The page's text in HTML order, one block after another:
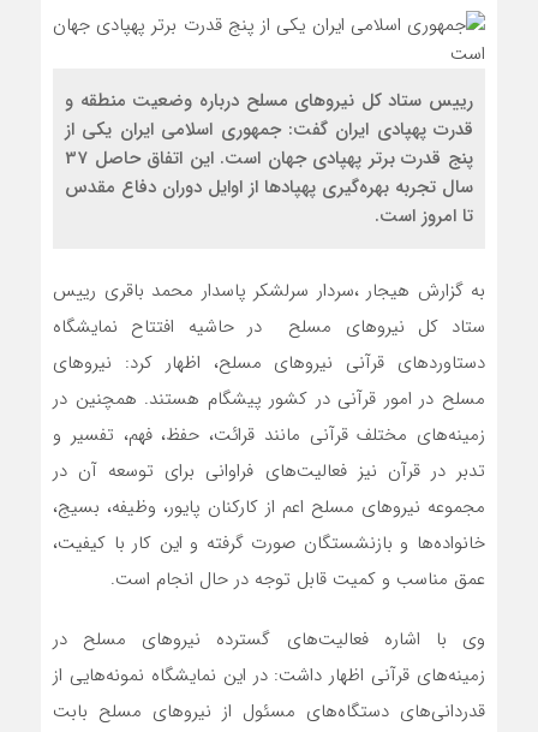
رییس ستاد کل نیروهای مسلح درباره وضعیت منطقه و
قدرت پهپادی ایران گفت: جمهوری اسلامی ایران یکی از
پنج قدرت برتر پهپادی جهان است. این اتفاق حاصل 37
سال تجربه بهره‌گیری پهپادها از اوایل دوران دفاع مقدس
تا امروز است.
به گزارش هیجار ،سردار سرلشکر پاسدار محمد باقری رییس
ستاد کل نیروهای مسلح در حاشیه افتتاح نمایشگاه
دستاوردهای قرآنی نیروهای مسلح، اظهار کرد: نیروهای
مسلح در امور قرآنی در کشور پیشگام هستند. همچنین در
زمینه‌های مختلف قرآنی مانند قرائت، حفظ، فهم، تفسیر و
تدبر در قرآن نیز فعالیت‌های فراوانی برای توسعه آن در
مجموعه نیروهای مسلح اعم از کارکنان پایور، وظیفه، بسیج،
خانواده‌ها و بازنشستگان صورت گرفته و این کار با کیفیت،
عمق مناسب و کمیت قابل توجه در حال انجام است.
وی با اشاره فعالیت‌های گسترده نیروهای مسلح در
زمینه‌های قرآنی اظهار داشت: در این نمایشگاه نمونه‌هایی از
قدردانی‌های دستگاه‌های مسئول از نیروهای مسلح بابت